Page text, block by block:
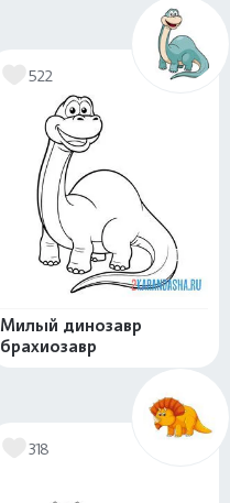
522
Милый динозавр
брахиозавр
318